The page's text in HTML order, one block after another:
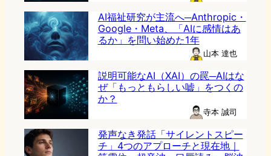
AI福祉研究が主流へ─Anthropic・
Google・Meta、「AIに感情はあ
るか」を問い始めた1年
山本 達也
説明可能なAI（XAI）の罠─AIはな
ぜ「もっともらしい嘘」をつくの
か？
寺本 誠司
発声なき発話「サイレントスピー
チ」4つのアプローチと現在地｜